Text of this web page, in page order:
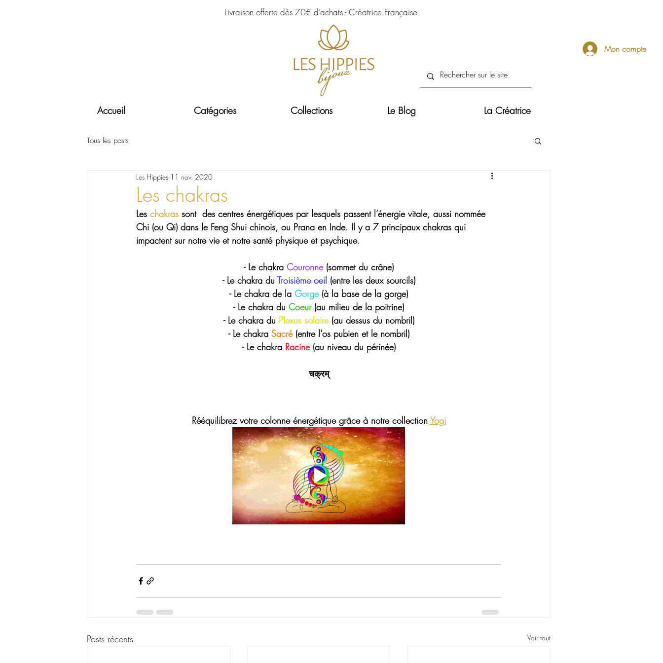
Livraison offerte dès 70€ d’achats - Créatrice Française
Mon compte
Accueil Catégories Collections Le Blog La Créatrice
Tous les posts
Les chakras
Les Hippies 11 nov. 2020
Les chakras sont  des centres énergétiques par lesquels passent l’énergie vitale, aussi nommée
Chi (ou Qi) dans le Feng Shui chinois, ou Prana en Inde. Il y a 7 principaux chakras qui
impactent sur notre vie et notre santé physique et psychique.
- Le chakra Couronne (sommet du crâne)
- Le chakra du Troisième oeil (entre les deux sourcils)
- Le chakra de la Gorge (à la base de la gorge)
- Le chakra du Coeur (au milieu de la poitrine)
- Le chakra du Plexus solaire (au dessus du nombril)
- Le chakra Sacré (entre l'os pubien et le nombril)
- Le chakra Racine (au niveau du périnée)
चक्रम्
Rééquilibrez votre colonne énergétique grâce à notre collection Yogi
Posts récents Voir tout